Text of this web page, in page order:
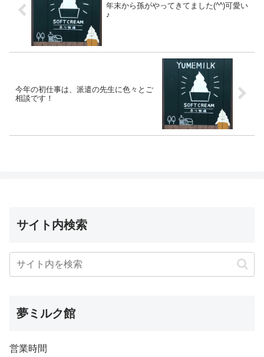
年末から孫がやってきてました(^^)可愛い
♪
今年の初仕事は、派遣の先生に色々とご
相談です！
サイト内検索
夢ミルク館
営業時間